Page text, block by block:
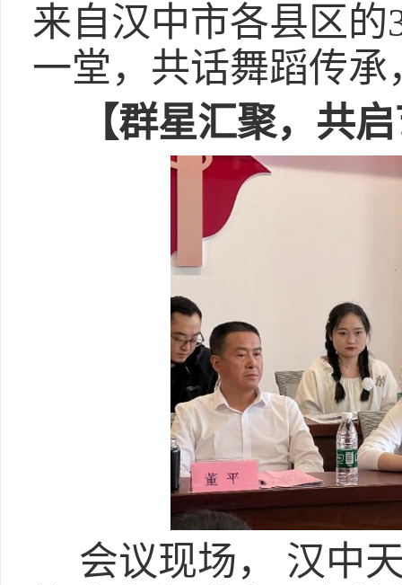
来自汉中市各县区
一堂，共话舞蹈传
【群星汇聚，共
会议现场， 汉中